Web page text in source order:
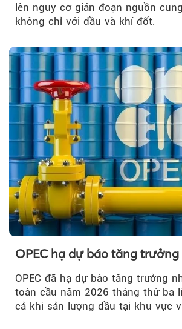
lên nguy cơ gián đoạn nguồn
không chỉ với dầu và khí đốt.
OPEC hạ dự báo tăng trưởng
OPEC đã hạ dự báo tăng trưởng
toàn cầu năm 2026 tháng thứ ba
cả khi sản lượng dầu tại khu vực